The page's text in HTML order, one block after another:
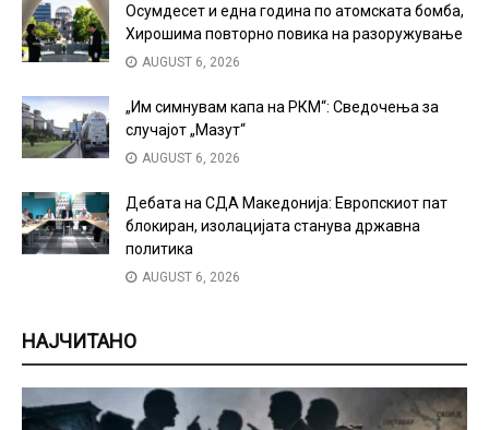
Осумдесет и една година по атомската бомба,
Хирошима повторно повика на разоружување
AUGUST 6, 2026
„Им симнувам капа на РКМ“: Сведочења за
случајот „Мазут“
AUGUST 6, 2026
Дебата на СДА Македонија: Европскиот пат
блокиран, изолацијата станува државна
политика
AUGUST 6, 2026
НАЈЧИТАНО